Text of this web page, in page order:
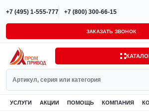
+7 (495) 1-555-777 +7 (800) 300-66-15
ЗАКАЗАТЬ ЗВОНОК
УСЛУГИ АКЦИИ ПОМОЩЬ КОМПАНИЯ